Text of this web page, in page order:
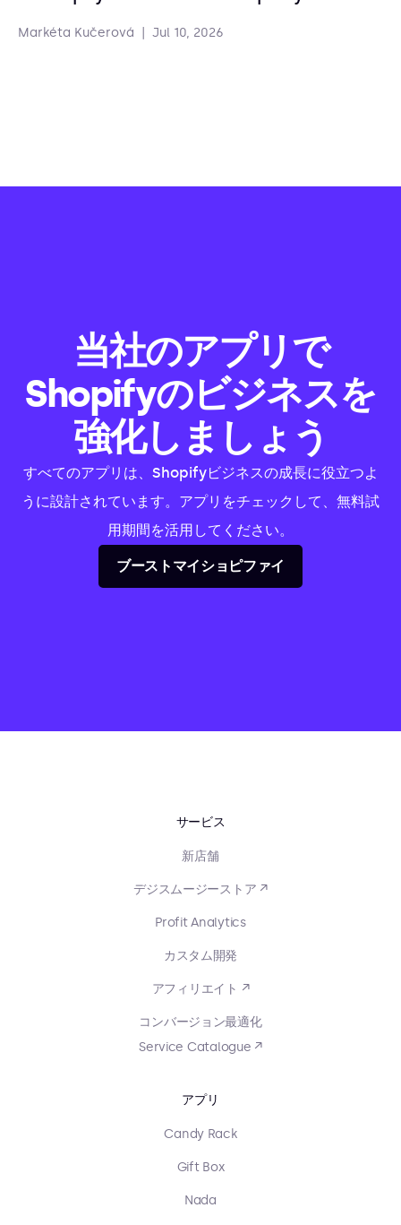
Markéta Kučerová Jul 10, 2026
当社のアプリで
Shopifyのビジネスを
強化しましょう
すべてのアプリは、Shopifyビジネスの成長に役立つよ
うに設計されています。アプリをチェックして、無料試
用期間を活用してください。
ブーストマイショピファイ
サービス
新店舗
デジスムージーストア ↗
Profit Analytics
カスタム開発
アフィリエイト ↗
コンバージョン最適化
Service Catalogue ↗
アプリ
Candy Rack
Gift Box
Nada